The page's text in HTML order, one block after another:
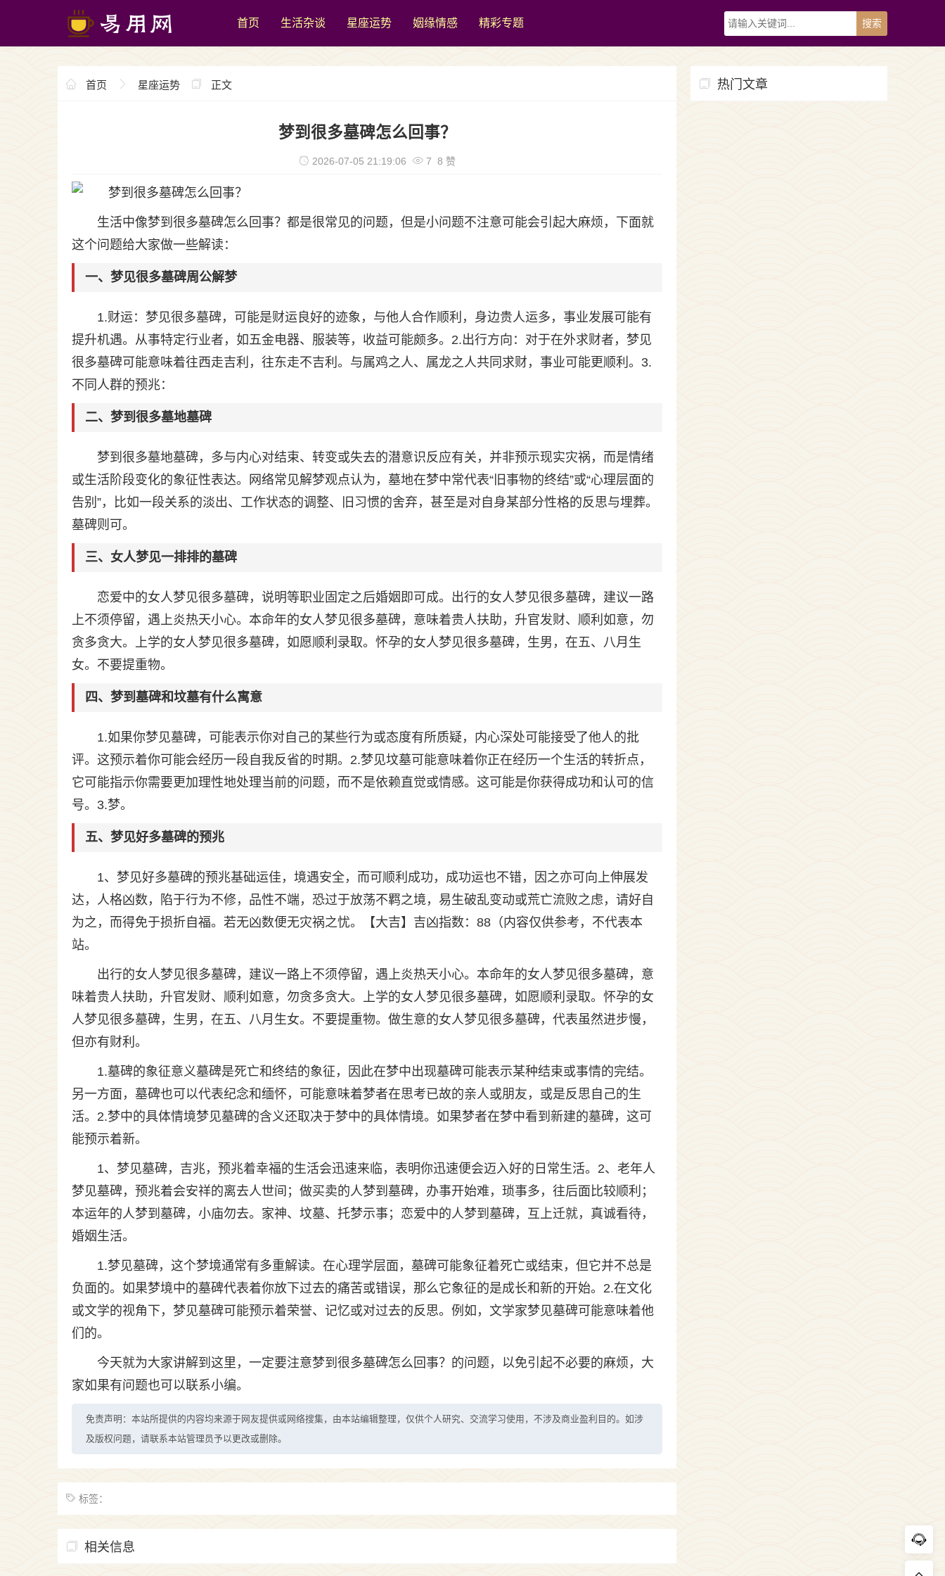
首页 生活杂谈 星座运势 姻缘情感 精彩专题
首页 星座运势 正文
梦到很多墓碑怎么回事？
2026-07-05 21:19:06 7 8 赞
生活中像梦到很多墓碑怎么回事？都是很常见的问题，但是小问题不注意可能会引起大麻烦，下面就
这个问题给大家做一些解读：
一、梦见很多墓碑周公解梦
1.财运：梦见很多墓碑，可能是财运良好的迹象，与他人合作顺利，身边贵人运多，事业发展可能有
提升机遇。从事特定行业者，如五金电器、服装等，收益可能颇多。2.出行方向：对于在外求财者，梦见
很多墓碑可能意味着往西走吉利，往东走不吉利。与属鸡之人、属龙之人共同求财，事业可能更顺利。3.
不同人群的预兆：
二、梦到很多墓地墓碑
梦到很多墓地墓碑，多与内心对结束、转变或失去的潜意识反应有关，并非预示现实灾祸，而是情绪
或生活阶段变化的象征性表达。网络常见解梦观点认为，墓地在梦中常代表“旧事物的终结”或“心理层面的
告别”，比如一段关系的淡出、工作状态的调整、旧习惯的舍弃，甚至是对自身某部分性格的反思与埋葬。
墓碑则可。
三、女人梦见一排排的墓碑
恋爱中的女人梦见很多墓碑，说明等职业固定之后婚姻即可成。出行的女人梦见很多墓碑，建议一路
上不须停留，遇上炎热天小心。本命年的女人梦见很多墓碑，意味着贵人扶助，升官发财、顺利如意，勿
贪多贪大。上学的女人梦见很多墓碑，如愿顺利录取。怀孕的女人梦见很多墓碑，生男，在五、八月生
女。不要提重物。
四、梦到墓碑和坟墓有什么寓意
1.如果你梦见墓碑，可能表示你对自己的某些行为或态度有所质疑，内心深处可能接受了他人的批
评。这预示着你可能会经历一段自我反省的时期。2.梦见坟墓可能意味着你正在经历一个生活的转折点，
它可能指示你需要更加理性地处理当前的问题，而不是依赖直觉或情感。这可能是你获得成功和认可的信
号。3.梦。
五、梦见好多墓碑的预兆
1、梦见好多墓碑的预兆基础运佳，境遇安全，而可顺利成功，成功运也不错，因之亦可向上伸展发
达，人格凶数，陷于行为不修，品性不端，恐过于放荡不羁之境，易生破乱变动或荒亡流败之虑，请好自
为之，而得免于损折自福。若无凶数便无灾祸之忧。【大吉】吉凶指数：88（内容仅供参考，不代表本
站。
出行的女人梦见很多墓碑，建议一路上不须停留，遇上炎热天小心。本命年的女人梦见很多墓碑，意
味着贵人扶助，升官发财、顺利如意，勿贪多贪大。上学的女人梦见很多墓碑，如愿顺利录取。怀孕的女
人梦见很多墓碑，生男，在五、八月生女。不要提重物。做生意的女人梦见很多墓碑，代表虽然进步慢，
但亦有财利。
1.墓碑的象征意义墓碑是死亡和终结的象征，因此在梦中出现墓碑可能表示某种结束或事情的完结。
另一方面，墓碑也可以代表纪念和缅怀，可能意味着梦者在思考已故的亲人或朋友，或是反思自己的生
活。2.梦中的具体情境梦见墓碑的含义还取决于梦中的具体情境。如果梦者在梦中看到新建的墓碑，这可
能预示着新。
1、梦见墓碑，吉兆，预兆着幸福的生活会迅速来临，表明你迅速便会迈入好的日常生活。2、老年人
梦见墓碑，预兆着会安祥的离去人世间；做买卖的人梦到墓碑，办事开始难，琐事多，往后面比较顺利；
本运年的人梦到墓碑，小庙勿去。家神、坟墓、托梦示事；恋爱中的人梦到墓碑，互上迁就，真诚看待，
婚姻生活。
1.梦见墓碑，这个梦境通常有多重解读。在心理学层面，墓碑可能象征着死亡或结束，但它并不总是
负面的。如果梦境中的墓碑代表着你放下过去的痛苦或错误，那么它象征的是成长和新的开始。2.在文化
或文学的视角下，梦见墓碑可能预示着荣誉、记忆或对过去的反思。例如，文学家梦见墓碑可能意味着他
们的。
今天就为大家讲解到这里，一定要注意梦到很多墓碑怎么回事？的问题，以免引起不必要的麻烦，大
家如果有问题也可以联系小编。
免责声明：本站所提供的内容均来源于网友提供或网络搜集，由本站编辑整理，仅供个人研究、交流学习使用，不涉及商业盈利目的。如涉
及版权问题，请联系本站管理员予以更改或删除。
标签：
相关信息
热门文章